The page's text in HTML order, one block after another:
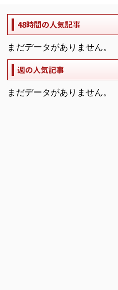
48時間の人気記事
まだデータがありません。
週の人気記事
まだデータがありません。